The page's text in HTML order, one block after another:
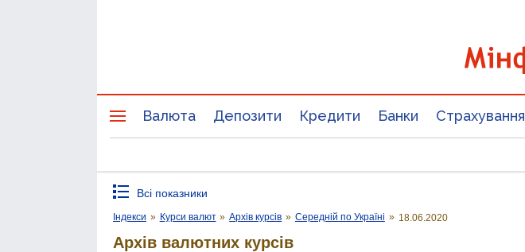
Валюта Депозити Кредити Банки Страхування
Всі показники
Індекси » Курси валют » Архів курсів » Середній по Україні » 18.06.2020
Архів валютних курсів